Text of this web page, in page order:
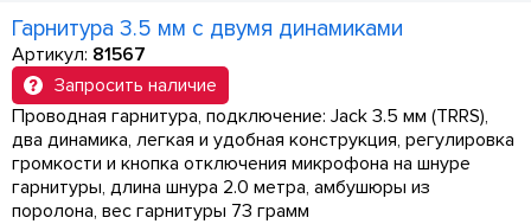
Гарнитура 3.5 мм с двумя динамиками
Артикул: 81567
Запросить наличие
Проводная гарнитура, подключение: Jack 3.5 мм (TRRS),
два динамика, легкая и удобная конструкция, регулировка
громкости и кнопка отключения микрофона на шнуре
гарнитуры, длина шнура 2.0 метра, амбушюры из
поролона, вес гарнитуры 73 грамм